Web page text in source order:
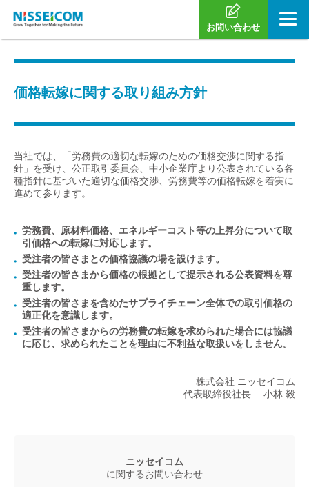
お問い合わせ
価格転嫁に関する取り組み方針
当社では、「労務費の適切な転嫁のための価格交渉に関する指
針」を受け、公正取引委員会、中小企業庁より公表されている各
種指針に基づいた適切な価格交渉、労務費等の価格転嫁を着実に
進めて参ります。
労務費、原材料価格、エネルギーコスト等の上昇分について取
引価格への転嫁に対応します。
受注者の皆さまとの価格協議の場を設けます。
受注者の皆さまから価格の根拠として提示される公表資料を尊
重します。
受注者の皆さまを含めたサプライチェーン全体での取引価格の
適正化を意識します。
受注者の皆さまからの労務費の転嫁を求められた場合には協議
に応じ、求められたことを理由に不利益な取扱いをしません。
株式会社 ニッセイコム
代表取締役社⻑ 小林 毅
ニッセイコム
に関するお問い合わせ